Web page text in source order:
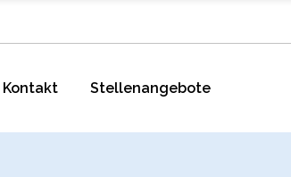
Kontakt Stellenangebote